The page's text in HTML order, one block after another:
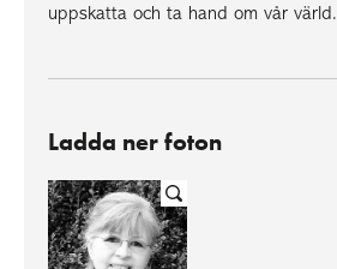
uppskatta och ta hand om vår värld.
Ladda ner foton